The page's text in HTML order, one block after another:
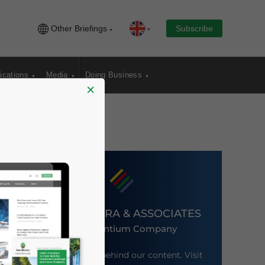
Other Briefings Subscribe
Media Doing Business
DEZAN SHIRA & ASSOCIATES
An Ascentium Company
Meet the firm behind our content. Visit
×